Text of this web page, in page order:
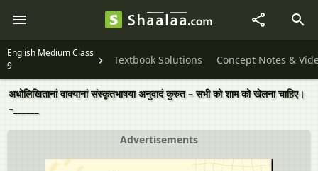
English Medium Class
9
Textbook Solutions Concept Notes &
अधोलिखितानां वाक्यानां संस्कृतभाषया अनुवादं कुरुत – सभी को शाम को खेलना चाहिए।
–______
Advertisements